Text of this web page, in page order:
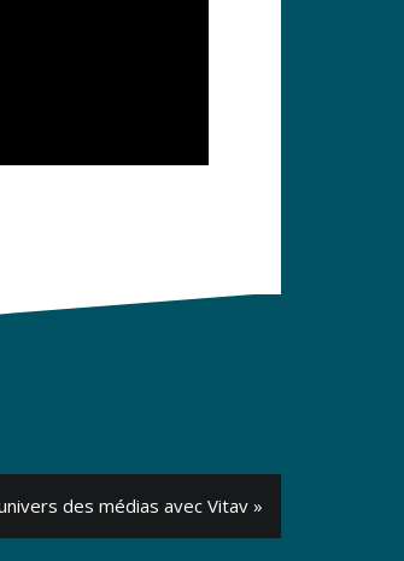
des médias avec Vitav »